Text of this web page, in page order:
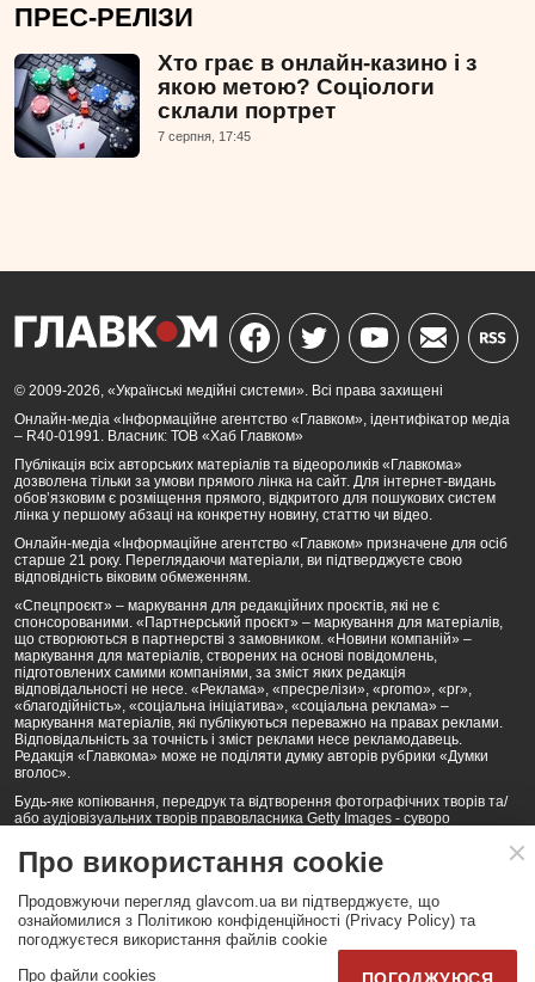
ПРЕС-РЕЛІЗИ
Хто грає в онлайн-казино і з
якою метою? Соціологи
склали портрет
7 серпня, 17:45
© 2009-2026, «Українські медійні системи». Всі права захищені
Онлайн-медіа «Інформаційне агентство «Главком», ідентифікатор медіа
– R40-01991. Власник: ТОВ «Хаб Главком»
Публікація всіх авторських матеріалів та відеороликів «Главкома»
дозволена тільки за умови прямого лінка на сайт. Для інтернет-видань
обов’язковим є розміщення прямого, відкритого для пошукових систем
лінка у першому абзаці на конкретну новину, статтю чи відео.
Онлайн-медіа «Інформаційне агентство «Главком» призначене для осіб
старше 21 року. Переглядаючи матеріали, ви підтверджуєте свою
відповідність віковим обмеженням.
«Спецпроєкт» – маркування для редакційних проєктів, які не є
спонсорованими. «Партнерський проєкт» – маркування для матеріалів,
що створюються в партнерстві з замовником. «Новини компаній» –
маркування для матеріалів, створених на основі повідомлень,
підготовлених самими компаніями, за зміст яких редакція
відповідальності не несе. «Реклама», «пресрелізи», «promo», «pr»,
«благодійність», «соціальна ініціатива», «соціальна реклама» –
маркування матеріалів, які публікуються переважно на правах реклами.
Відповідальність за точність і зміст реклами несе рекламодавець.
Редакція «Главкома» може не поділяти думку авторів рубрики «Думки
вголос».
Будь-яке копіювання, передрук та відтворення фотографічних творів та/
або аудіовізуальних творів правовласника Getty Images - суворо
Політика конфіденційності (Privacy Policy). Правила сайту
КОНТАКТИ НАША КОМАНДА АРХІВ
Партнери:DepositPhotos.com,opendatabot.ua
Про використання cookie
Продовжуючи перегляд glavcom.ua ви підтверджуєте, що
ознайомилися з Політикою конфіденційності (Privacy Policy) та
погоджуєтеся використання файлів cookie
Про файли cookies